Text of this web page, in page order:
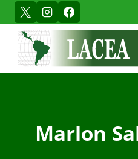
Skip
to
content
Marlon